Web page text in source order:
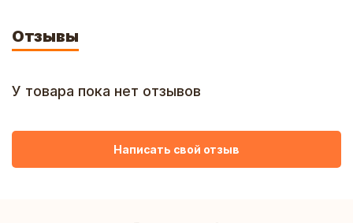
Отзывы
У товара пока нет отзывов
Написать свой отзыв